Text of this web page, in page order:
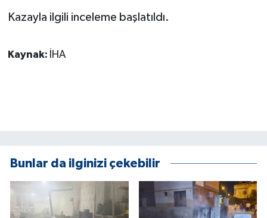
Kazayla ilgili inceleme başlatıldı.
Kaynak: İHA
Bunlar da ilginizi çekebilir
İş Dünyası
Jandarma
POLİTİKA